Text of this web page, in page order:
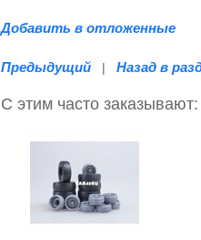
Добавить в отложенные
Предыдущий | Назад в
С этим часто заказывают: